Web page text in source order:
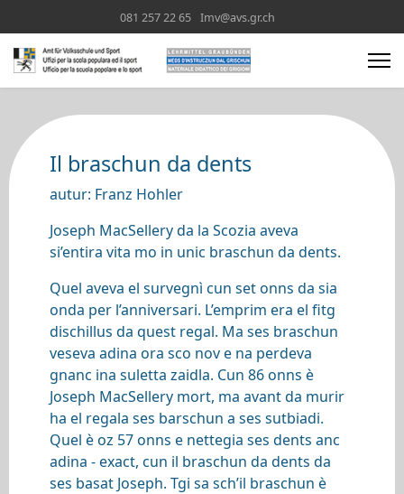
081 257 22 65 Imv@avs.gr.ch
Il braschun da dents
autur: Franz Hohler
Joseph MacSellery da la Scozia aveva
si’entira vita mo in unic braschun da dents.
Quel aveva el survegnì cun set onns da sia
onda per l’anniversari. L’emprim era el fitg
dischillus da quest regal. Ma ses braschun
veseva adina ora sco nov e na perdeva
gnanc ina suletta zaidla. Cun 86 onns è
Joseph MacSellery mort, ma avant da murir
ha el regala ses barschun a ses sutbiadi.
Quel è oz 57 onns e nettegia ses dents anc
adina - exact, cun il braschun da dents da
ses basat Joseph. Tgi sa sch’il braschun è